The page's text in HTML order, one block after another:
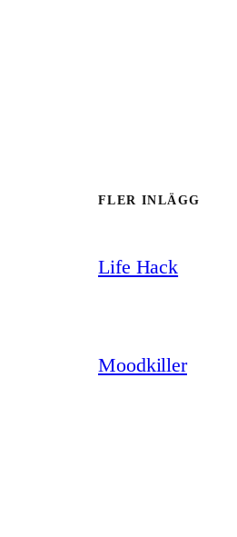
FLER INLÄGG
Life Hack
Moodkiller